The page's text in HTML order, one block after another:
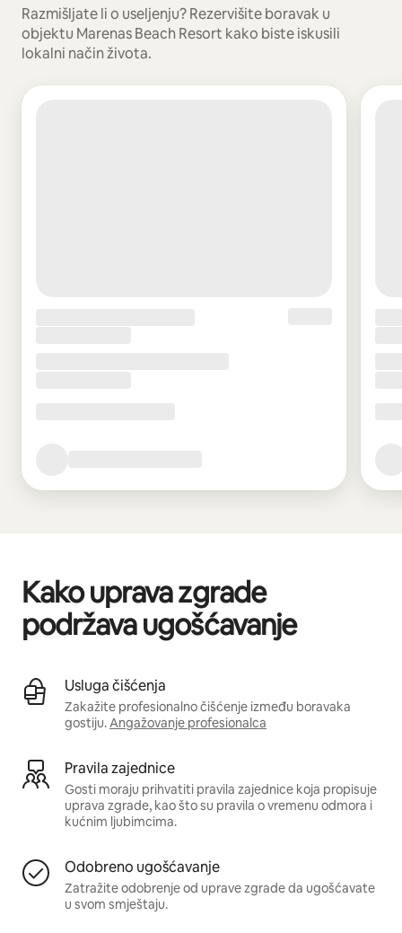
Razmišljate li o useljenju? Rezervišite boravak u
objektu Marenas Beach Resort kako biste iskusili
lokalni način života.
Kako uprava zgrade
podržava ugošćavanje
Usluga čišćenja
Zakažite profesionalno čišćenje između boravaka
gostiju.Angažovanje profesionalca
Pravila zajednice
Gosti moraju prihvatiti pravila zajednice koja propisuje
uprava zgrade, kao što su pravila o vremenu odmora i
kućnim ljubimcima.
Odobreno ugošćavanje
Zatražite odobrenje od uprave zgrade da ugošćavate
u svom smještaju.